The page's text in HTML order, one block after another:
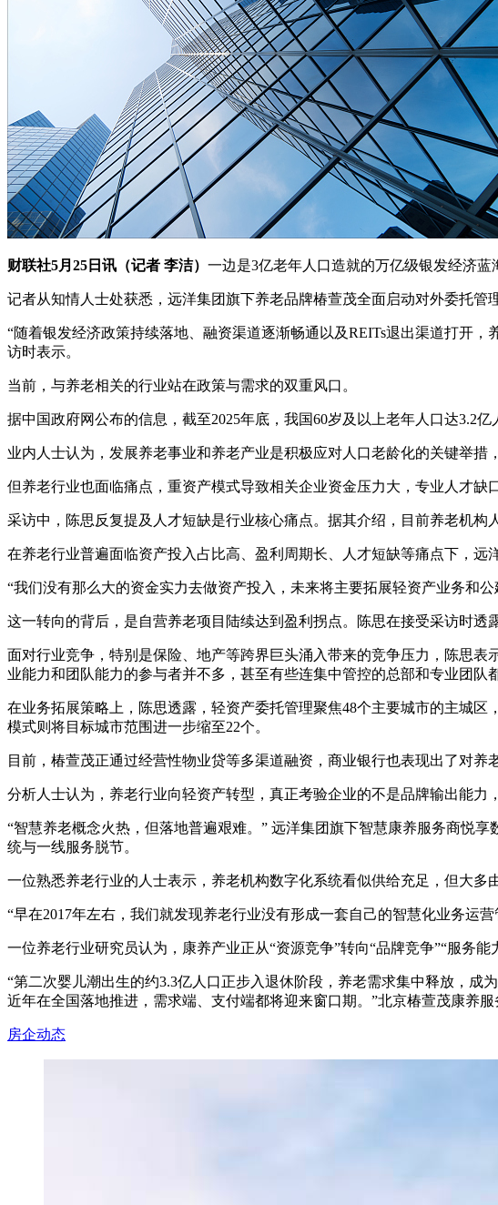
财联社5月25日讯（记者 李洁） 一边是3亿老年人口造就的万亿级银发经济
记者从知情人士处获悉，远洋集团旗下养老品牌椿萱茂全面启动对外委托管
“随着银发经济政策持续落地、融资渠道逐渐畅通以及REITs退出渠道打开
访时表示。
当前，与养老相关的行业站在政策与需求的双重风口。
据中国政府网公布的信息，截至2025年底，我国60岁及以上老年人口达3.2
业内人士认为，发展养老事业和养老产业是积极应对人口老龄化的关键举措
但养老行业也面临痛点，重资产模式导致相关企业资金压力大，专业人才缺
采访中，陈思反复提及人才短缺是行业核心痛点。据其介绍，目前养老机构
在养老行业普遍面临资产投入占比高、盈利周期长、人才短缺等痛点下，远
“我们没有那么大的资金实力去做资产投入，未来将主要拓展轻资产业务和公
这一转向的背后，是自营养老项目陆续达到盈利拐点。陈思在接受采访时透
面对行业竞争，特别是保险、地产等跨界巨头涌入带来的竞争压力，陈思
业能力和团队能力的参与者并不多，甚至有些连集中管控的总部和专业团队
在业务拓展策略上，陈思透露，轻资产委托管理聚焦48个主要城市的主城
模式则将目标城市范围进一步缩至22个。
目前，椿萱茂正通过经营性物业贷等多渠道融资，商业银行也表现出了对养
分析人士认为，养老行业向轻资产转型，真正考验企业的不是品牌输出能
“智慧养老概念火热，但落地普遍艰难。” 远洋集团旗下智慧康养服务商悦
统与一线服务脱节。
一位熟悉养老行业的人士表示，养老机构数字化系统看似供给充足，但大多
“早在2017年左右，我们就发现养老行业没有形成一套自己的智慧化业务运
一位养老行业研究员认为，康养产业正从“资源竞争”转向“品牌竞争”“服务
“第二次婴儿潮出生的约3.3亿人口正步入退休阶段，养老需求集中释放，
近年在全国落地推进，需求端、支付端都将迎来窗口期。”北京椿萱茂康养服
房企动态